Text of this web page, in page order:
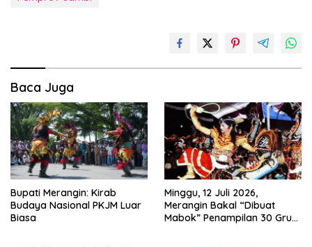
Baca Juga
Bupati Merangin: Kirab
Budaya Nasional PKJM Luar
Biasa
Minggu, 12 Juli 2026,
Merangin Bakal “Dibuat
Mabok” Penampilan 30 Grup